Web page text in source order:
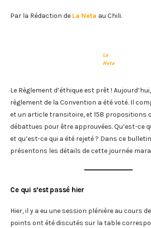
Par la Rédaction de La Neta au Chili.
La
Neta
Le Règlement d’éthique est prêt !
règlement de la Convention a été voté. Il
et un article transitoire, et 158 propositions
débattues pour être approuvées. Qu’est-ce
et qu’est-ce qui a été rejeté ? Dans ce
présentons les détails de cette journée
Ce qui s’est passé hier
Hier, il y a eu une session plénière au cours
points ont été discutés sur la table